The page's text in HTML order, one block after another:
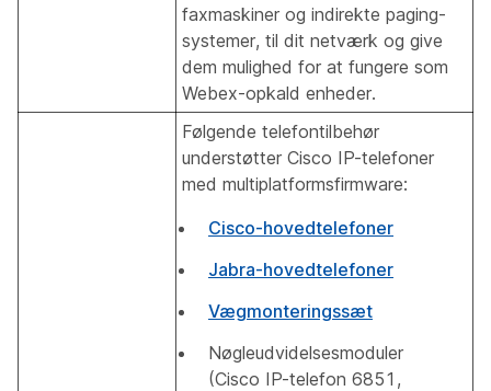
faxmaskiner og indirekte paging-
systemer, til dit netværk og give
dem mulighed for at fungere som
Webex-opkald enheder.
Følgende telefontilbehør
understøtter Cisco IP-telefoner
med multiplatformsfirmware:
Cisco-hovedtelefoner
Jabra-hovedtelefoner
Vægmonteringssæt
Nøgleudvidelsesmoduler
(Cisco IP-telefon 6851,